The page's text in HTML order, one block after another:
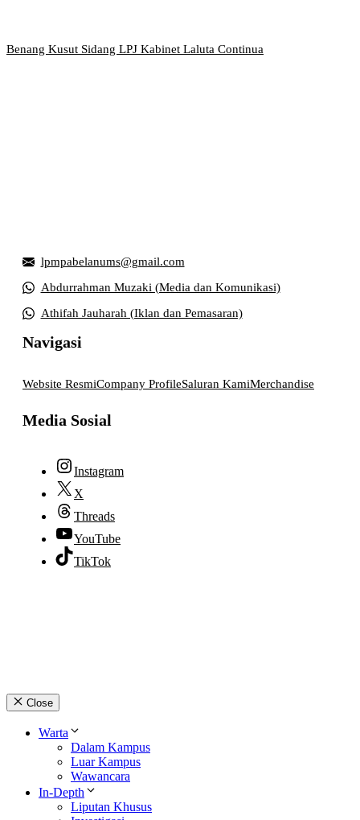
Benang Kusut Sidang LPJ Kabinet Laluta Continua
lpmpabelanums@gmail.com
Abdurrahman Muzaki (Media dan Komunikasi)
Athifah Jauharah (Iklan dan Pemasaran)
Navigasi
Website ResmiCompany ProfileSaluran KamiMerchandise
Media Sosial
Instagram
X
Threads
YouTube
TikTok
Close
Warta
Dalam Kampus
Luar Kampus
Wawancara
In-Depth
Liputan Khusus